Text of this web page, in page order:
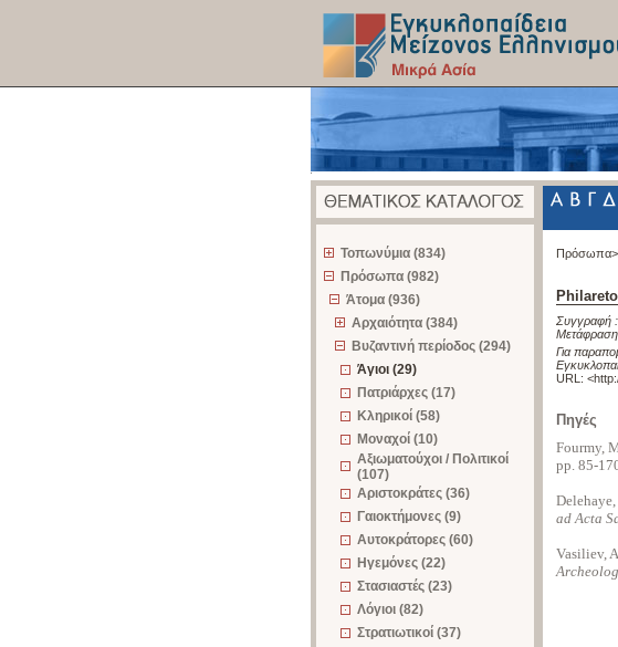
Τοπωνύμια (834)
Πρόσωπα (982)
Άτομα (936)
Αρχαιότητα (384)
Βυζαντινή περίοδος (294)
Άγιοι (29)
Πατριάρχες (17)
Κληρικοί (58)
Μοναχοί (10)
Αξιωματούχοι / Πολιτικοί
(107)
Αριστοκράτες (36)
Γαιοκτήμονες (9)
Αυτοκράτορες (60)
Ηγεμόνες (22)
Στασιαστές (23)
Λόγιοι (82)
Στρατιωτικοί (37)
Πρόσωπα>
Συγγραφή :
Για
URL: <
Πηγές
Fourmy,
pp. 85-
Delehaye,
ad Acta
Vasiliev,